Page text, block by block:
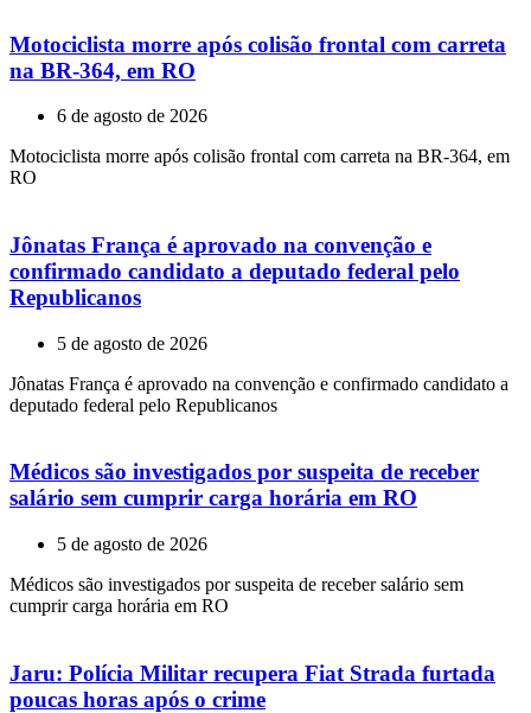
Motociclista morre após colisão frontal com carreta
na BR-364, em RO
6 de agosto de 2026
Motociclista morre após colisão frontal com carreta na BR-364, em
RO
Jônatas França é aprovado na convenção e
confirmado candidato a deputado federal pelo
Republicanos
5 de agosto de 2026
Jônatas França é aprovado na convenção e confirmado candidato a
deputado federal pelo Republicanos
Médicos são investigados por suspeita de receber
salário sem cumprir carga horária em RO
5 de agosto de 2026
Médicos são investigados por suspeita de receber salário sem
cumprir carga horária em RO
Jaru: Polícia Militar recupera Fiat Strada furtada
poucas horas após o crime